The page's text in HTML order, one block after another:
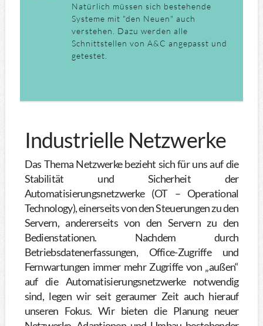
Natürlich müssen sich bestehende
Systeme mit "den Neuen" auch
verstehen. Dazu werden alle
Schnittstellen von A&C angepasst und
getestet.
Industrielle Netzwerke
Das Thema Netzwerke bezieht sich für uns auf die
Stabilität und Sicherheit der
Automatisierungsnetzwerke (OT – Operational
Technology), einerseits von den Steuerungen zu den
Servern, andererseits von den Servern zu den
Bedienstationen. Nachdem durch
Betriebsdatenerfassungen, Office-Zugriffe und
Fernwartungen immer mehr Zugriffe von „außen“
auf die Automatisierungsnetzwerke notwendig
sind, legen wir seit geraumer Zeit auch hierauf
unseren Fokus. Wir bieten die Planung neuer